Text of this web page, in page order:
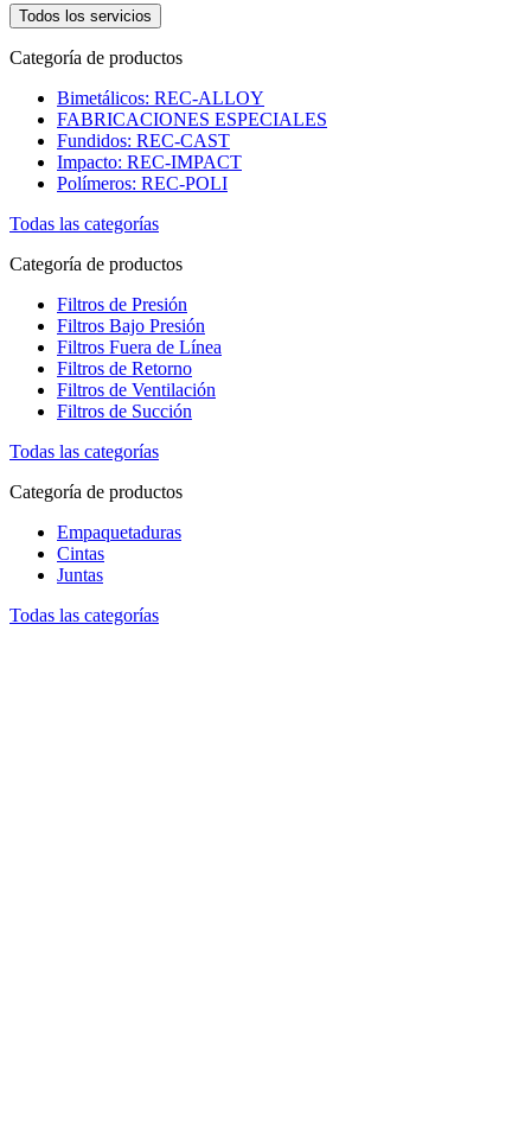
Todos los servicios
Categoría de productos
Bimetálicos: REC-ALLOY
FABRICACIONES ESPECIALES
Fundidos: REC-CAST
Impacto: REC-IMPACT
Polímeros: REC-POLI
Todas las categorías
Categoría de productos
Filtros de Presión
Filtros Bajo Presión
Filtros Fuera de Línea
Filtros de Retorno
Filtros de Ventilación
Filtros de Succión
Todas las categorías
Categoría de productos
Empaquetaduras
Cintas
Juntas
Todas las categorías